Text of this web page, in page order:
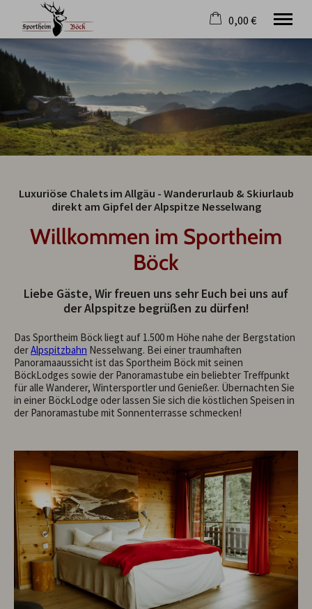
22. bis 29. August
Lodges
Preise und Anfrage
Wissenswertes
Tel.+49 8361 3111
0,00 €
Warenkorb ist leer
Luxuriöse Chalets im Allgäu - Wanderurlaub & Skiurlaub
direkt am Gipfel der Alpspitze Nesselwang
Willkommen im Sportheim
Böck
Liebe Gäste, Wir freuen uns sehr Euch bei uns auf
der Alpspitze begrüßen zu dürfen!
Das Sportheim Böck liegt auf 1.500 m Höhe nahe der Bergstation
derAlpspitzbahn Nesselwang. Bei einer traumhaften
Panoramaaussicht ist das Sportheim Böck mit seinen
BöckLodges sowie der Panoramastube ein beliebter Treffpunkt
für alle Wanderer, Wintersportler und Genießer. Übernachten Sie
in einer BöckLodge oder lassen Sie sich die köstlichen Speisen in
der Panoramastube mit Sonnenterrasse schmecken!